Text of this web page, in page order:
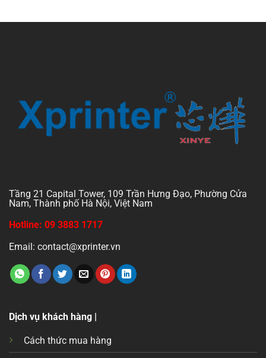
Tầng 21 Capital Tower, 109 Trần Hưng Đạo, Phường Cửa
Nam, Thành phố Hà Nội, Việt Nam
Hotline: 09 3883 1717
Email: contact@xprinter.vn
Dịch vụ khách hàng |
Cách thức mua hàng